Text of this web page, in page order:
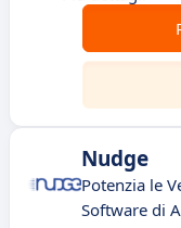
Nudge
Potenzia le
Software di